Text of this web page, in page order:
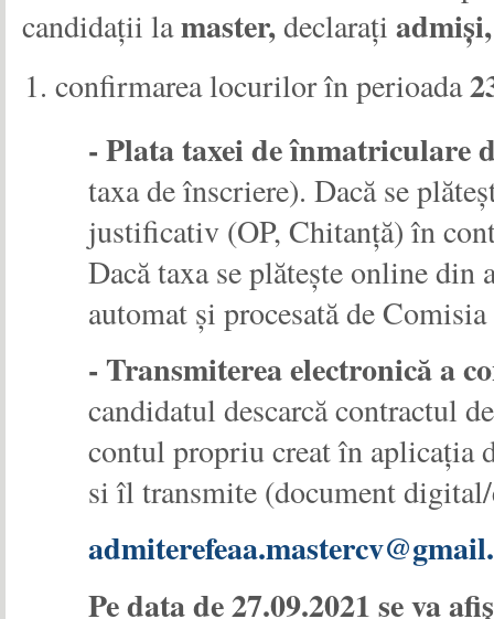
candidații lamaster,declarați admiși,
confirmarea locurilor în perioada
- Plata taxei de înmatriculare
taxa de înscriere). Dacă se
justificativ (OP, Chitanță) în
Dacă taxa se plătește online din
automat și procesată de
- Transmiterea electronică a
candidatul descarcă contractul
contul propriu creat în aplicația
si îl transmite (document
Pe data de 27.09.2021 se va